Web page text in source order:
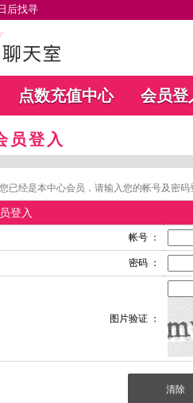
后找寻
点数充值中心 会员登
员登入
已经是本中心会员，请输入您的帐号及密
登入
帐号 ：
密码 ：
图片验证 ：